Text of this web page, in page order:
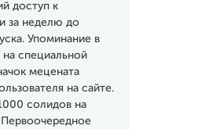
доступ к
за неделю до
Упоминание в
специальной
мецената
на сайте.
солидов на
Первоочередное